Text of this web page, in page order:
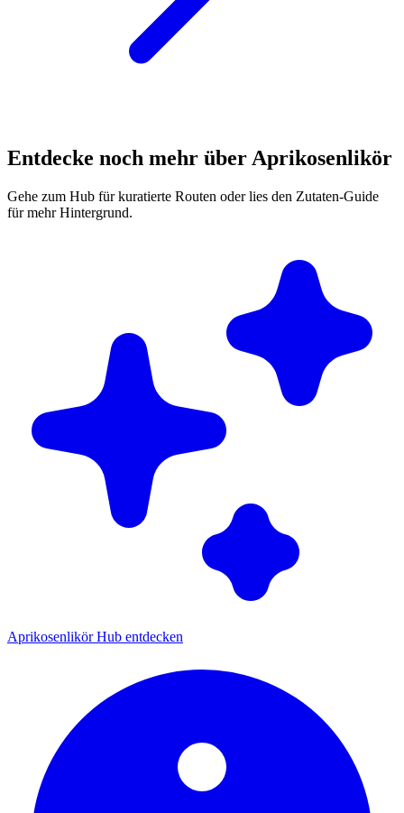
Entdecke noch mehr über Aprikosenlikör
Gehe zum Hub für kuratierte Routen oder lies den Zutaten-Guide
für mehr Hintergrund.
Aprikosenlikör Hub entdecken